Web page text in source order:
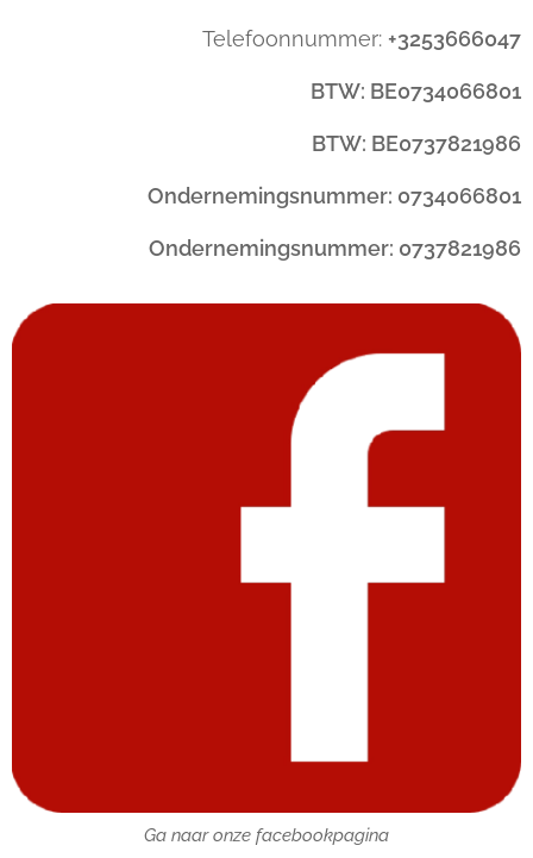
Telefoonnummer: +3253666047
BTW: BE0734066801
BTW: BE0737821986
Ondernemingsnummer: 0734066801
Ondernemingsnummer: 0737821986
Ga naar onze facebookpagina